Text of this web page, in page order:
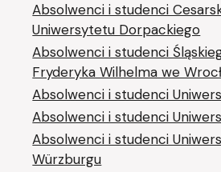
Absolwenci i studenci
Uniwersytetu Dorpackiego
Absolwenci i studenci
Fryderyka Wilhelma we
Absolwenci i studenci
Absolwenci i studenci
Absolwenci i studenci
Würzburgu